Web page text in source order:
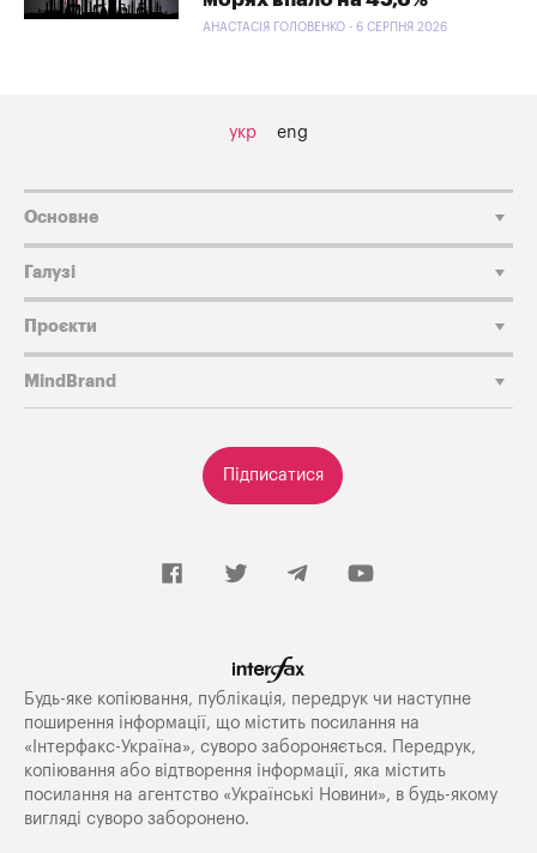
АНАСТАСІЯ ГОЛОВЕНКО - 6 СЕРПНЯ 2026
укр eng
Підписатися
Основне
Галузі
Проєкти
MindBrand
Будь-яке копiювання, публiкацiя, передрук чи наступне
поширення iнформацiї, що мiстить посилання на
«Iнтерфакс-Україна», суворо забороняється. Передрук,
копіювання або відтворення інформації, яка містить
посилання на агентство «Українські Новини», в будь-якому
вигляді суворо заборонено.